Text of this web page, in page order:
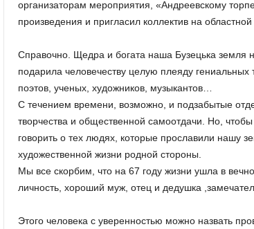
организаторам мероприятия, «Андреевскому
произведения и пригласил коллектив на областной
Справочно. Щедра и богата наша Бузецька земля
подарила человечеству целую плеяду гениальных
поэтов, ученых, художников, музыкантов…
С течением времени, возможно, и подзабытые
творчества и общественной самоотдачи. Но,
говорить о тех людях, которые прославили нашу
художественной жизни родной стороны.
Мы все скорбим, что на 67 году жизни ушла в
личность, хороший муж, отец и дедушка
Этого человека с уверенностью можно назвать